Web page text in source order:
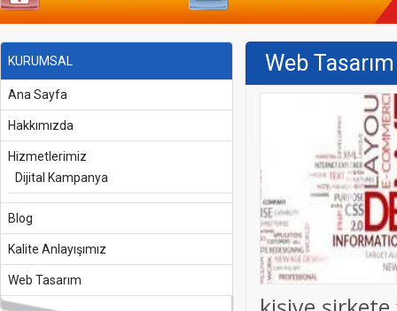
KURUMSAL
Ana Sayfa
Hakkımızda
Hizmetlerimiz
Dijital Kampanya
Blog
Kalite Anlayışımız
Web Tasarım
Web